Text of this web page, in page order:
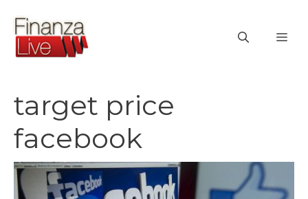
contenuto
target price
facebook